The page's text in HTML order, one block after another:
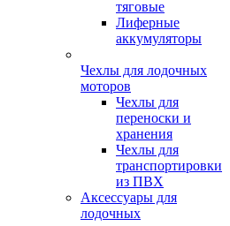
тяговые
Лиферные
аккумуляторы
Чехлы для лодочных
моторов
Чехлы для
переноски и
хранения
Чехлы для
транспортировки
из ПВХ
Аксессуары для
лодочных